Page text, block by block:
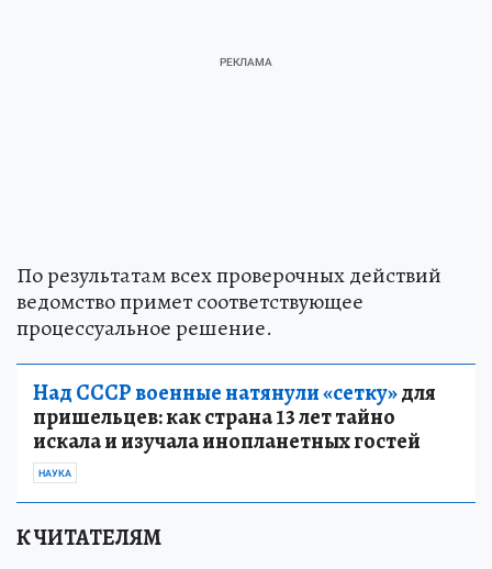
По результатам всех проверочных действий
ведомство примет соответствующее
процессуальное решение.
Над СССР военные натянули «сетку»для
пришельцев: как страна 13 лет тайно
искала и изучала инопланетных гостей
НАУКА
К ЧИТАТЕЛЯМ